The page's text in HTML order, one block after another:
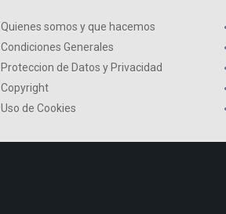
Quienes somos y que hacemos
Condiciones Generales
Proteccion de Datos y Privacidad
Copyright
Uso de Cookies